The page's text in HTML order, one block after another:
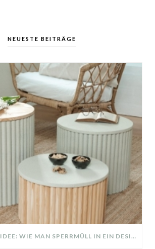
NEUESTE BEITRÄGE
DIY UPCYLING IDEE: WIE MAN SPERRMÜLL IN EIN DESIGNER TEIL VERWANDELT